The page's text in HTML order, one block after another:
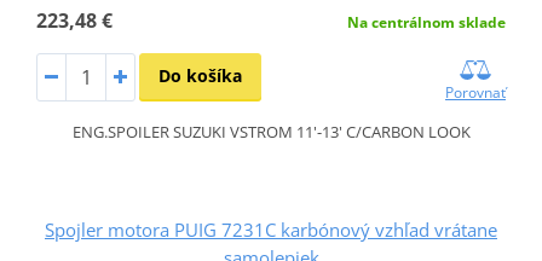
223,48 € Na centrálnom sklade
Do košíka
Porovnať
ENG.SPOILER SUZUKI VSTROM 11'-13' C/CARBON LOOK
Spojler motora PUIG 7231C karbónový vzhľad vrátane